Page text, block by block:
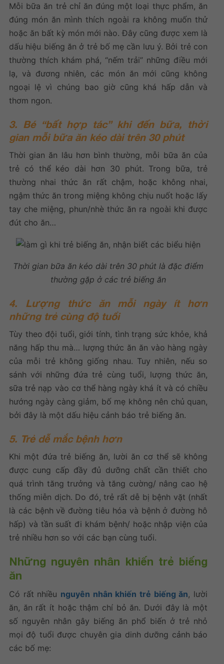
Mỗi bữa ăn trẻ chỉ ăn đúng một loại thực phẩm, ăn
đúng món ăn mình thích ngoài ra không muốn thử
hoặc ăn bất kỳ món mới nào. Đây cũng được xem là
dấu hiệu biếng ăn ở trẻ bố mẹ cần lưu ý. Bởi trẻ con
thường thích khám phá, “nếm trải” những điều mới
lạ, và đương nhiên, các món ăn mới cũng không
ngoại lệ vì chúng bao giờ cũng khá hấp dẫn và
thơm ngon.
3. Bé “bất hợp tác” khi đến bữa, thời
gian mỗi bữa ăn kéo dài trên 30 phút
Thời gian ăn lâu hơn bình thường, mỗi bữa ăn của
trẻ có thể kéo dài hơn 30 phút. Trong bữa, trẻ
thường nhai thức ăn rất chậm, hoặc không nhai,
ngậm thức ăn trong miệng không chịu nuốt hoặc lấy
tay che miệng, phun/nhè thức ăn ra ngoài khi được
đút cho ăn…
Thời gian bữa ăn kéo dài trên 30 phút là đặc điểm
thường gặp ở các trẻ biếng ăn
4. Lượng thức ăn mỗi ngày ít hơn
những trẻ cùng độ tuổi
Tùy theo đội tuổi, giới tính, tình trạng sức khỏe, khả
năng hấp thu mà… lượng thức ăn ăn vào hàng ngày
của mỗi trẻ không giống nhau. Tuy nhiên, nếu so
sánh với những đứa trẻ cùng tuổi, lượng thức ăn,
sữa trẻ nạp vào cơ thể hàng ngày khá ít và có chiều
hướng ngày càng giảm, bố mẹ không nên chủ quan,
bởi đây là một dấu hiệu cảnh báo trẻ biếng ăn.
5. Trẻ dễ mắc bệnh hơn
Khi một đứa trẻ biếng ăn, lười ăn cơ thể sẽ không
được cung cấp đầy đủ dưỡng chất cần thiết cho
quá trình tăng trưởng và tăng cường/ nâng cao hệ
thống miễn dịch. Do đó, trẻ rất dễ bị bệnh vặt (nhất
là các bệnh về đường tiêu hóa và bệnh ở đường hô
hấp) và tần suất đi khám bệnh/ hoặc nhập viện của
trẻ nhiều hơn so với các bạn cùng tuổi.
Những nguyên nhân khiến trẻ biếng
ăn
Có rất nhiều nguyên nhân khiến trẻ biếng ăn, lười
ăn, ăn rất ít hoặc thậm chí bỏ ăn. Dưới đây là một
số nguyên nhân gây biếng ăn phổ biến ở trẻ nhỏ
mọi độ tuổi được chuyên gia dinh dưỡng cảnh báo
các bố mẹ: